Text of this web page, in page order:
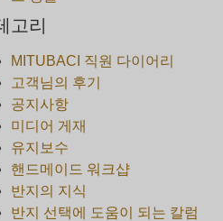
고리
MITUBACI 직원 다이어리
고객님의 후기
공지사항
미디어 게재
유지보수
핸드메이드 워크샵
반지의 지식
반지 선택에 도움이 되는 칼럼